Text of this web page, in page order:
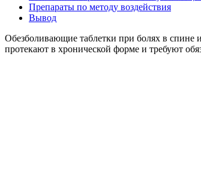
Препараты по методу воздействия
Вывод
Обезболивающие таблетки при болях в спине
протекают в хронической форме и требуют